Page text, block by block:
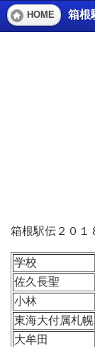
HOME 箱根
箱根駅伝２０
学校
佐久長聖
小林
東海大付属札幌
大牟田